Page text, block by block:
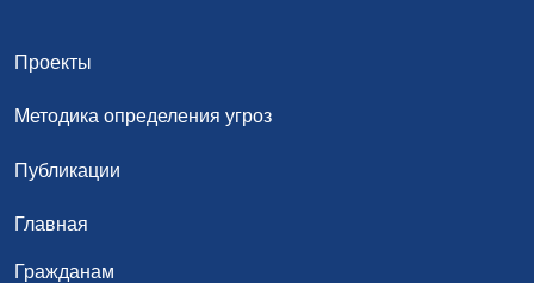
Проекты
Методика определения угроз
Публикации
Главная
Гражданам